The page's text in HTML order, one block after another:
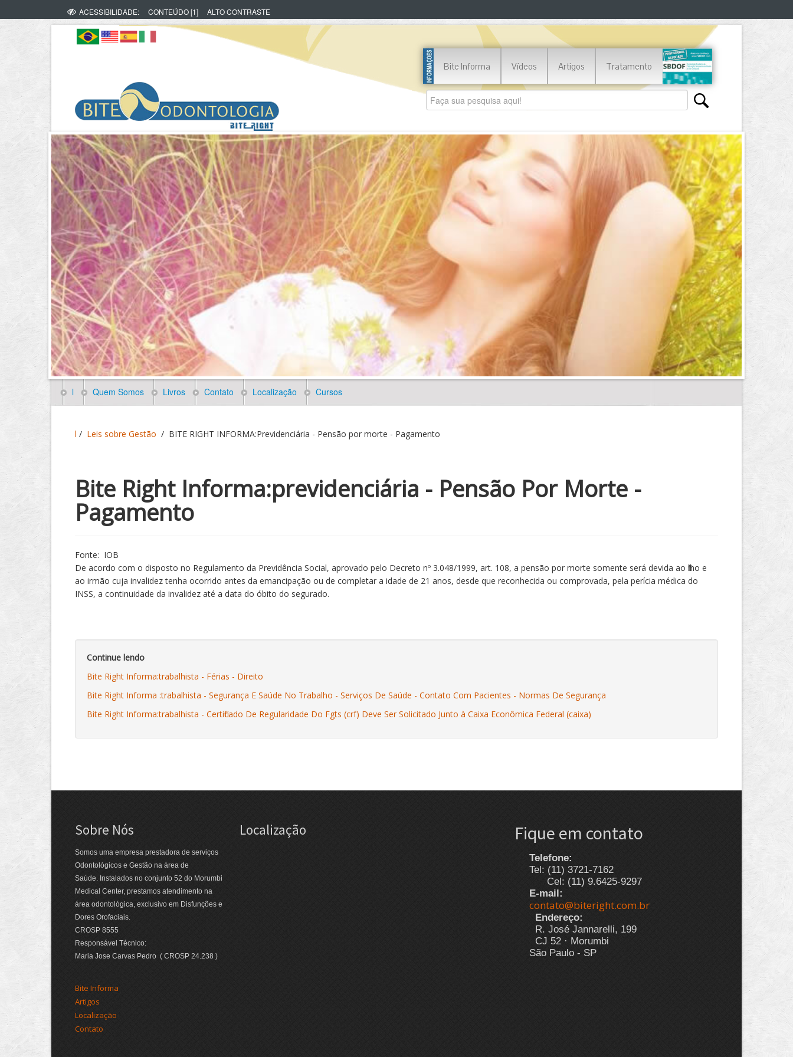
ACESSIBILIDADE: CONTEÚDO [1] ALTO CONTRASTE
Bite Informa Vídeos Artigos Tratamento
l Quem Somos Livros Contato Localização Cursos
l / Leis sobre Gestão / BITE RIGHT INFORMA:Previdenciária - Pensão por morte - Pagamento
Bite Right Informa:previdenciária - Pensão Por Morte -
Pagamento
Fonte: IOB
De acordo com o disposto no Regulamento da Previdência Social, aprovado pelo Decreto nº 3.048/1999, art. 108, a pensão por morte somente será devida ao filho e
ao irmão cuja invalidez tenha ocorrido antes da emancipação ou de completar a idade de 21 anos, desde que reconhecida ou comprovada, pela perícia médica do
INSS, a continuidade da invalidez até a data do óbito do segurado.
Continue lendo
Bite Right Informa:trabalhista - Férias - Direito
Bite Right Informa :trabalhista - Segurança E Saúde No Trabalho - Serviços De Saúde - Contato Com Pacientes - Normas De Segurança
Bite Right Informa:trabalhista - Certificado De Regularidade Do Fgts (crf) Deve Ser Solicitado Junto à Caixa Econômica Federal (caixa)
Sobre Nós
Somos uma empresa prestadora de serviços
Odontológicos e Gestão na área de
Saúde. Instalados no conjunto 52 do Morumbi
Medical Center, prestamos atendimento na
área odontológica, exclusivo em Disfunções e
Dores Orofaciais.
CROSP 8555
Responsável Técnico:
Maria Jose Carvas Pedro ( CROSP 24.238 )
Bite Informa
Artigos
Localização
Contato
Localização Fique em contato
Telefone:
Tel: (11) 3721-7162
Cel: (11) 9.6425-9297
E-mail:
contato@biteright.com.br
Endereço:
R. José Jannarelli, 199
CJ 52 · Morumbi
São Paulo - SP